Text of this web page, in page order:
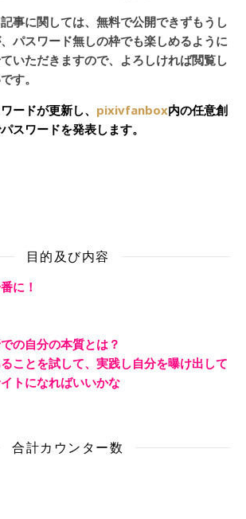
事に関しては、無料で公開できずもうし
パスワード無しの枠でも楽しめるように
いただきますので、よろしければ閲覧し
す。
ードが更新し、 pixivfanbox内の任意創
スワードを発表します。
目的及び内容
に！
の自分の本質とは？
ことを試して、実践し自分を曝け出して
トになればいいかな
合計カウンター数